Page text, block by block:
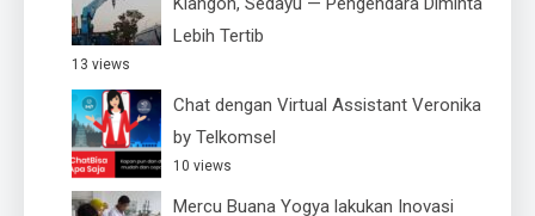
Lebih Tertib
13 views
Chat dengan Virtual Assistant Veronika
by Telkomsel
10 views
Mercu Buana Yogya lakukan Inovasi